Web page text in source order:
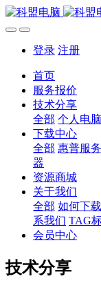
登录 注册
首页
服务报价
技术分享
全部 个人电脑
下载中心
全部 惠普服
器
资源商城
关于我们
全部 如何下
系我们 TAG
会员中心
技术分享